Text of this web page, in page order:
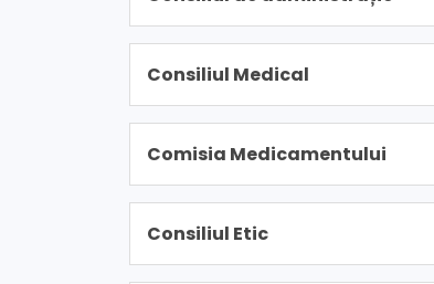
Consiliul Medical
Comisia Medicamentului
Consiliul Etic